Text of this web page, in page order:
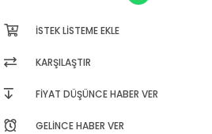
İSTEK LISTEME EKLE
KARŞILAŞTIR
FIYAT DÜŞÜNCE HABER VER
GELINCE HABER VER